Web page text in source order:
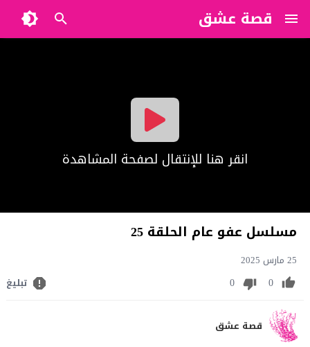
قصة عشق
?>
انقر هنا للإنتقال لصفحة المشاهدة
مسلسل عفو عام الحلقة 25
25 مارس 2025
0
0 تبليغ
قصة عشق